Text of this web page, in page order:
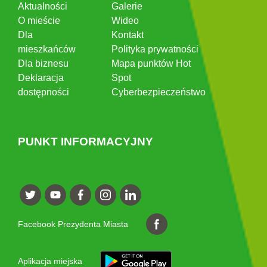
Aktualności
O mieście
Dla
mieszkańców
Dla biznesu
Deklaracja
dostępności
Galerie
Wideo
Kontakt
Polityka prywatności
Mapa punktów Hot
Spot
Cyberbezpieczeństwo
PUNKT INFORMACYJNY
Facebook Prezydenta Miasta
Aplikacja miejska